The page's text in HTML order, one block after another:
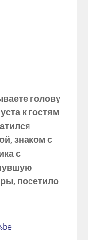
голову
к гостям
знаком с
с
посетило